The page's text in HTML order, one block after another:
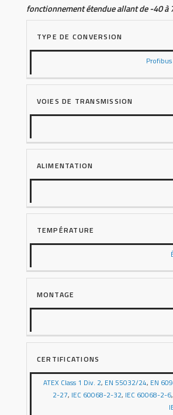
fonctionnement étendue allant de -40 à
TYPE DE CONVERSION
VOIES DE TRANSMISSION
ALIMENTATION
TEMPÉRATURE
MONTAGE
CERTIFICATIONS
ATEX Class 1 Div. 2, EN 55032/24, EN
2-27, IEC 60068-2-32, IEC 60068-2-6,